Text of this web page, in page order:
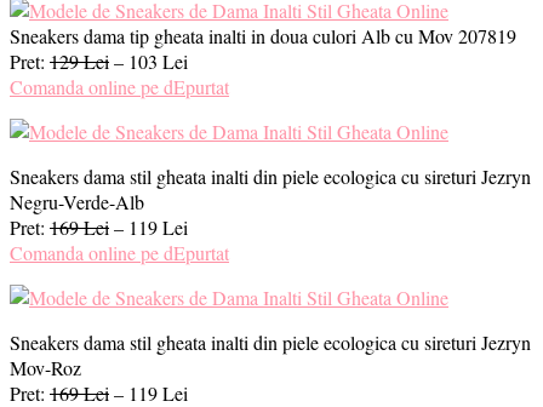
Sneakers dama tip gheata inalti in doua culori Alb cu Mov 207819
Pret: 129 Lei– 103 Lei
Comanda online pe dEpurtat
Sneakers dama stil gheata inalti din piele ecologica cu sireturi Jezryn
Negru-Verde-Alb
Pret: 169 Lei– 119 Lei
Comanda online pe dEpurtat
Sneakers dama stil gheata inalti din piele ecologica cu sireturi Jezryn
Mov-Roz
Pret: 169 Lei– 119 Lei